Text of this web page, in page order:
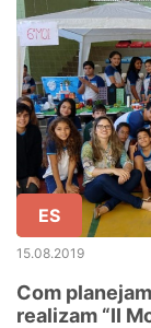
ES
15.08.2019
Com
realizam “II